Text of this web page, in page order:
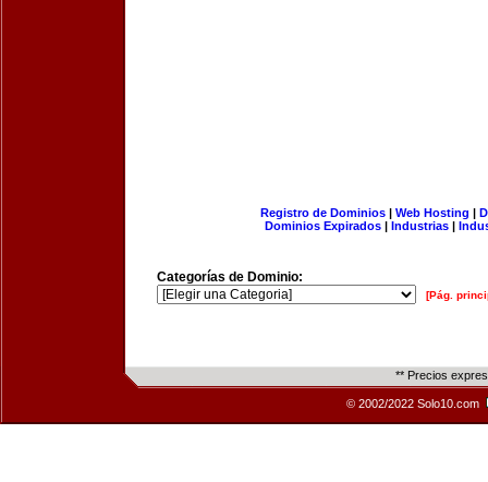
Registro de Dominios| Web Hosting |
Dominios Expirados | Industrias |
Categorías de Dominio:
[Pág.
** Precios
© 2002/2022 Solo10.com